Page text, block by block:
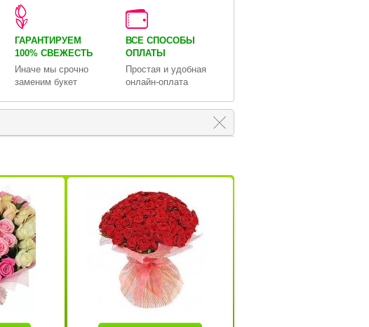
ГАРАНТИРУЕМ
100% СВЕЖЕСТЬ
Иначе мы срочно
заменим букет
ВСЕ СПОСОБЫ
ОПЛАТЫ
Простая и удобная
онлайн-оплата